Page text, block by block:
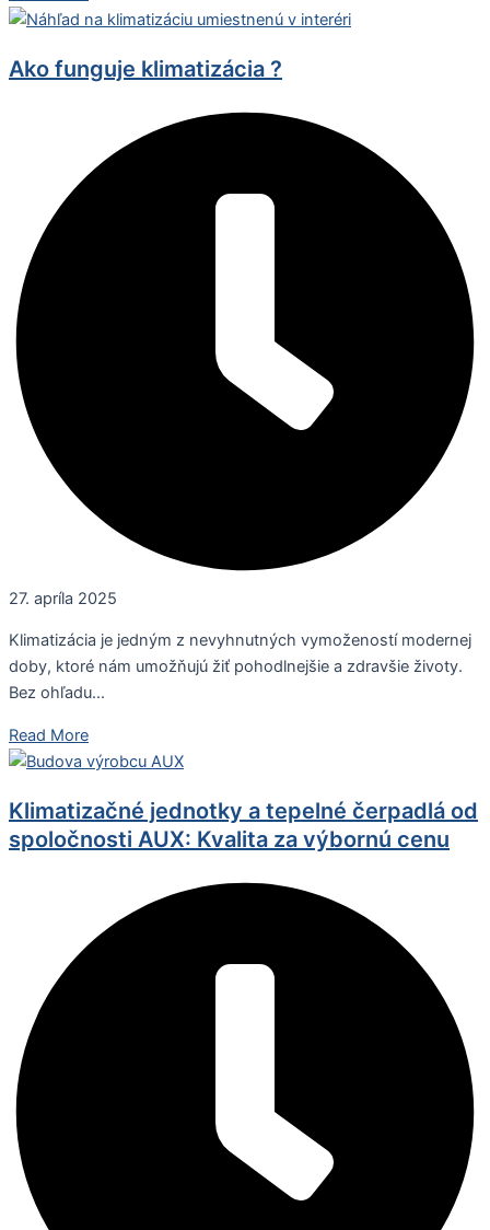
Ako funguje klimatizácia ?
27. apríla 2025
Klimatizácia je jedným z nevyhnutných vymožeností modernej
doby, ktoré nám umožňujú žiť pohodlnejšie a zdravšie životy.
Bez ohľadu...
Read More
Klimatizačné jednotky a tepelné čerpadlá od
spoločnosti AUX: Kvalita za výbornú cenu